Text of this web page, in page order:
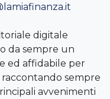
digitale
da sempre un
ed affidabile per
raccontando sempre
avvenimenti